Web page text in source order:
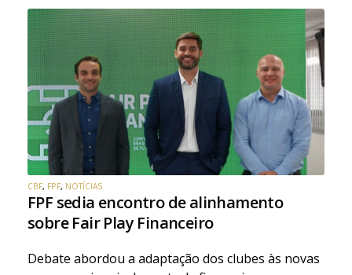
CBF, FPF, NOTÍCIAS
FPF sedia encontro de alinhamento
sobre Fair Play Financeiro
Debate abordou a adaptação dos clubes às novas